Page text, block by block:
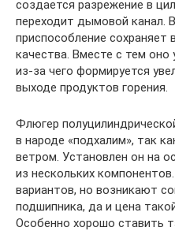
создается разрежение в
переходит дымовой канал.
приспособление сохраняет
качества. Вместе с тем оно
из-за чего формируется
выходе продуктов горения.
Флюгер
в народе «подхалим», так
ветром. Установлен он на
из нескольких
вариантов, но возникают
подшипника, да и цена
Особенно хорошо ставить